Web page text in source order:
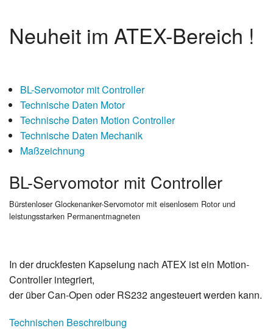
Neuheit im ATEX-Bereich !
BL-Servomotor mit Controller
Technische Daten Motor
Technische Daten Motion Controller
Technische Daten Mechanik
Maßzeichnung
BL-Servomotor mit Controller
Bürstenloser Glockenanker-Servomotor mit eisenlosem Rotor und
leistungsstarken Permanentmagneten
In der druckfesten Kapselung nach ATEX ist ein Motion-
Controller integriert,
der über Can-Open oder RS232 angesteuert werden kann.
Technischen Beschreibung